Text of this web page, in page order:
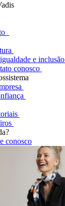
e inclusão
conosco
conosco